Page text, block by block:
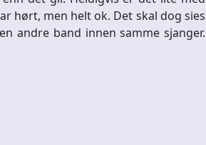
hørt, men helt ok. Det skal dog sies
andre band innen samme sjanger.